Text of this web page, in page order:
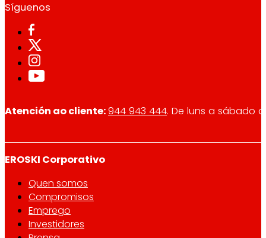
Síguenos
Atención ao cliente:944 943 444. De luns a sábado
EROSKI Corporativo
Quen somos
Compromisos
Emprego
Investidores